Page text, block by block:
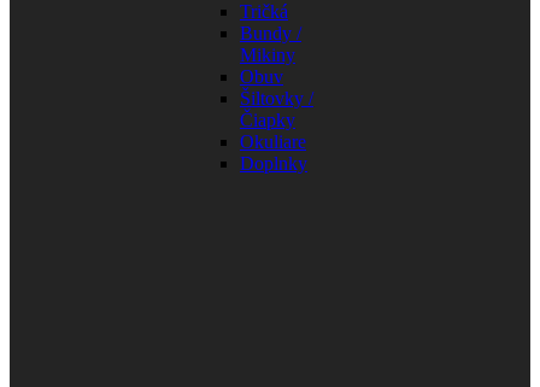
Tričká
Bundy /
Mikiny
Obuv
Šiltovky /
Čiapky
Okuliare
Doplnky